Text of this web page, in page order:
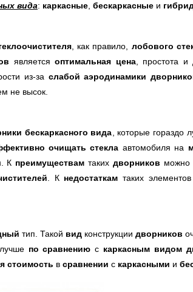
вида: каркасные, бескаркасные и
, как правило, лобового
являетсяоптимальная цена, простота и
из-за слабой аэродинамики
не высок.
бескаркасного вида, которые гораздо
очищать стекла автомобиля на
. К преимуществамтаких дворников можно
. К недостаткамтаких элементов
тип. Такой вид конструкции дворников
по сравнению с каркасным видом
стоимость в сравнении с каркасными и